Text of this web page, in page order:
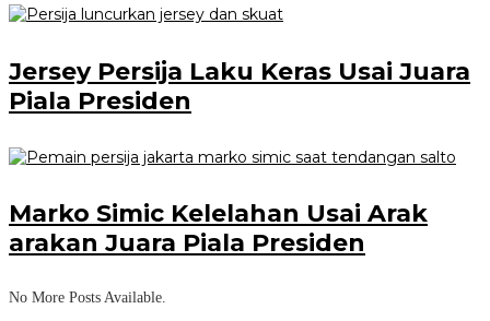
Jersey Persija Laku Keras Usai Juara
Piala Presiden
Marko Simic Kelelahan Usai Arak
arakan Juara Piala Presiden
No More Posts Available.